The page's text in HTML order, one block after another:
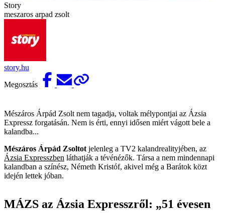
Story
meszaros arpad zsolt
story.hu
Megosztás
Mészáros Árpád Zsolt nem tagadja, voltak mélypontjai az Ázsia
Expressz forgatásán. Nem is érti, ennyi idősen miért vágott bele a
kalandba...
Mészáros Árpád Zsoltot jelenleg a TV2 kalandrealityjében, az
Ázsia Expresszben láthatják a tévénézők. Társa a nem mindennapi
kalandban a színész, Németh Kristóf, akivel még a Barátok közt
idején lettek jóban.
MÁZS az Ázsia Expresszről: „51 évesen